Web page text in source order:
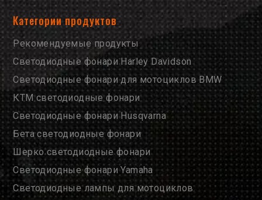
Категории продуктов
Рекомендуемые продукты
Светодиодные фонари Harley Davidson
Светодиодные фонари для мотоциклов BMW
КТМ светодиодные фонари
Светодиодные фонари Husqvarna
Бета светодиодные фонари
Шерко светодиодные фонари
Светодиодные фонари Yamaha
Светодиодные лампы для мотоциклов